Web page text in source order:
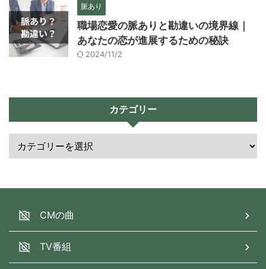
脈あり
職場恋愛の脈ありと勘違いの境界線｜
あなたの恋が進展するための秘訣
2024/11/2
カテゴリー
CMの曲
TV番組